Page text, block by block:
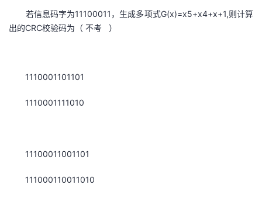
若信息码字为11100011，生成多项式G(x)=x5+x4+x+1,则计算
出的CRC校验码为（ 不考 ）
1110001101101
1110001111010
11100011001101
111000110011010